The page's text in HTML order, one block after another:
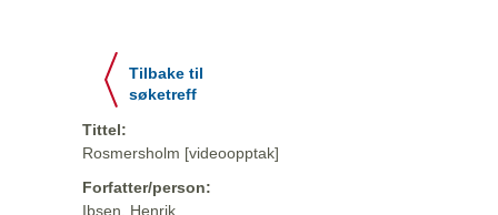
Tilbake til
søketreff
Tittel:
Rosmersholm [videoopptak]
Forfatter/person:
Ibsen, Henrik